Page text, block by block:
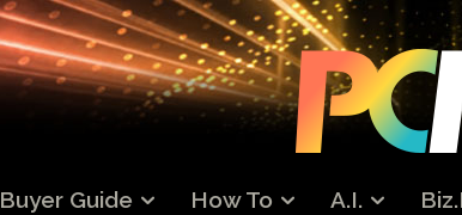
Buyer Guide How To A.I.